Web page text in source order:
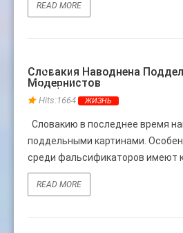
READ MORE
Словакия Наводнена
Модернистов
Hits:1664 ЖИЗНЬ
Словакию в последнее время
поддельными картинами.
среди фальсификаторов имеют
01
МАЯ
READ MORE